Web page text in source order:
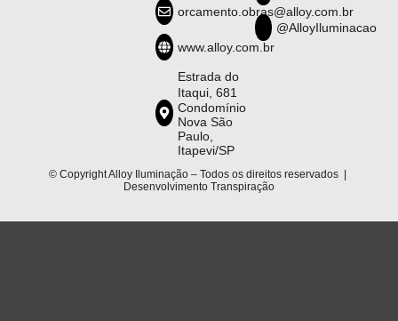
orcamento.obras@alloy.com.br
www.alloy.com.br
Estrada do
Itaqui, 681
Condomínio
Nova São
Paulo,
Itapevi/SP
@AlloyIluminacao
© Copyright Alloy Iluminação – Todos os direitos reservados |
Desenvolvimento Transpiração